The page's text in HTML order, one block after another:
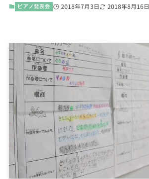
ピアノ発表会 2018年7月3日 2018年8月16日